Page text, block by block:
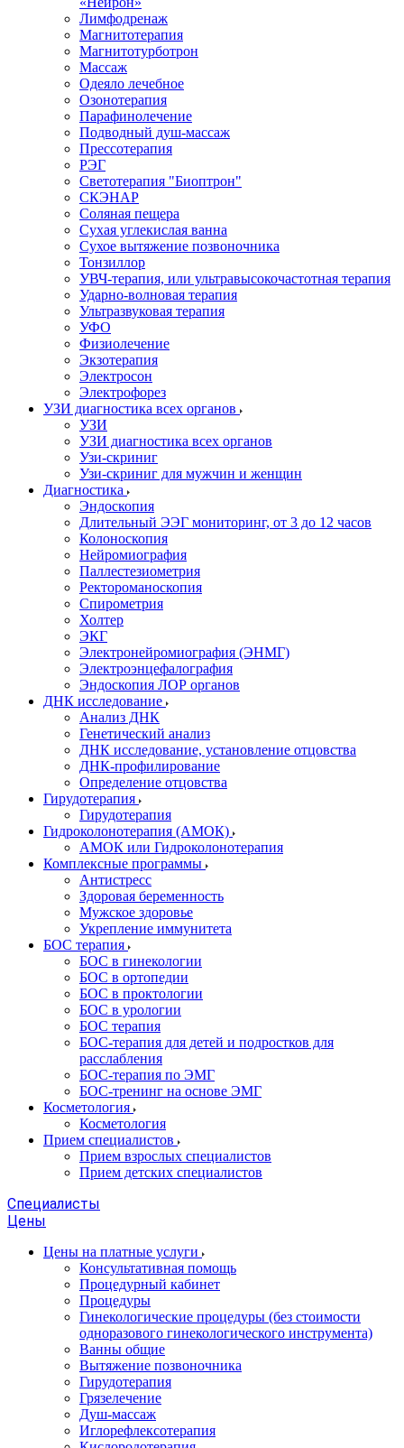
Лимфодренаж
Магнитотерапия
Магнитотурботрон
Массаж
Одеяло лечебное
Озонотерапия
Парафинолечение
Подводный душ-массаж
Прессотерапия
РЭГ
Светотерапия "Биоптрон"
СКЭНАР
Соляная пещера
Сухая углекислая ванна
Сухое вытяжение позвоночника
Тонзиллор
УВЧ-терапия, или ультравысокочастотная терапия
Ударно-волновая терапия
Ультразвуковая терапия
УФО
Физиолечение
Экзотерапия
Электросон
Электрофорез
УЗИ диагностика всех органов
УЗИ
УЗИ диагностика всех органов
Узи-скриниг
Узи-скриниг для мужчин и женщин
Диагностика
Эндоскопия
Длительный ЭЭГ мониторинг, от 3 до 12 часов
Колоноскопия
Нейромиография
Паллестезиометрия
Ректороманоскопия
Спирометрия
Холтер
ЭКГ
Электронейромиография (ЭНМГ)
Электроэнцефалография
Эндоскопия ЛОР органов
ДНК исследование
Анализ ДНК
Генетический анализ
ДНК исследование, установление отцовства
ДНК-профилирование
Определение отцовства
Гирудотерапия
Гирудотерапия
Гидроколонотерапия (АМОК)
АМОК или Гидроколонотерапия
Комплексные программы
Антистресс
Здоровая беременность
Мужское здоровье
Укрепление иммунитета
БОС терапия
БОС в гинекологии
БОС в ортопедии
БОС в проктологии
БОС в урологии
БОС терапия
БОС-терапия для детей и подростков для
расслабления
БОС-терапия по ЭМГ
БОС-тренинг на основе ЭМГ
Косметология
Косметология
Прием специалистов
Прием взрослых специалистов
Прием детских специалистов
Специалисты
Цены
Цены на платные услуги
Консультативная помощь
Процедурный кабинет
Процедуры
Гинекологические процедуры (без стоимости
одноразового гинекологического инструмента)
Ванны общие
Вытяжение позвоночника
Гирудотерапия
Грязелечение
Душ-массаж
Иглорефлексотерапия